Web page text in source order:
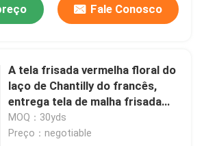
do laço
água
Fale Conosco
A tela frisada vermelha floral do
laço de Chantilly do francês,
entrega tela de malha frisada
para o vestido de casamento
MOQ：30yds
Preço：negotiable